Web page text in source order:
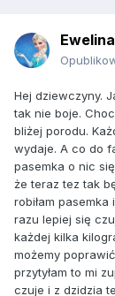
Hej dziewczyny.
tak nie boje.
bliżej porodu.
wydaje. A co do
pasemka o nic
że teraz tez tak
robiłam
razu lepiej się
każdej kilka
możemy
przytyłam to mi
czuje i z dzidzia